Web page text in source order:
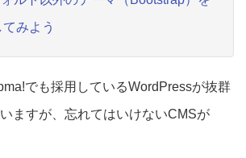
みよう
でも採用しているWordPressが抜群
ますが、忘れてはいけないCMSが